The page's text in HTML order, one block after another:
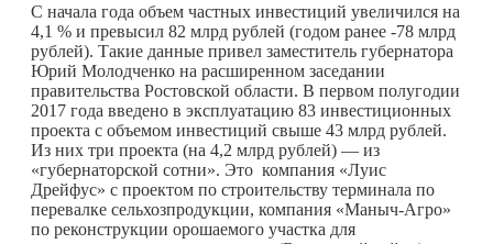
С начала года объем частных инвестиций увеличился на
4,1 % и превысил 82 млрд рублей (годом ранее -78 млрд
рублей). Такие данные привел заместитель губернатора
Юрий Молодченко на расширенном заседании
правительства Ростовской области. В первом полугодии
2017 года введено в эксплуатацию 83 инвестиционных
проекта с объемом инвестиций свыше 43 млрд рублей.
Из них три проекта (на 4,2 млрд рублей) — из
«губернаторской сотни». Это компания «Луис
Дрейфус» с проектом по строительству терминала по
перевалке сельхозпродукции, компания «Маныч-Агро»
по реконструкции орошаемого участка для